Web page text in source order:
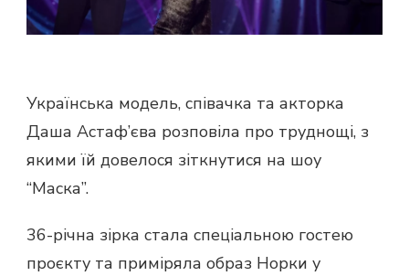
Українська модель, співачка та акторка
Даша Астаф’єва розповіла про труднощі, з
якими їй довелося зіткнутися на шоу
“Маска”.
36-річна зірка стала спеціальною гостею
проєкту та приміряла образ Норки у